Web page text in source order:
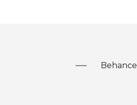
Behance